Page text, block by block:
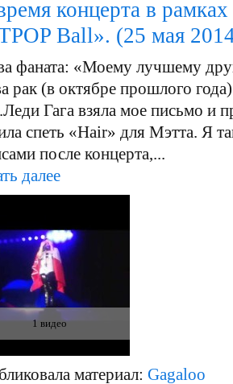
концерта в
Ball». (25 мая
фаната: «Моему лучшему
рак (в октябре прошлого
Гага взяла мое письмо и
спеть «Hair» для Мэтта. Я
после концерта,...
далее
1 видео
материал: Gagaloo